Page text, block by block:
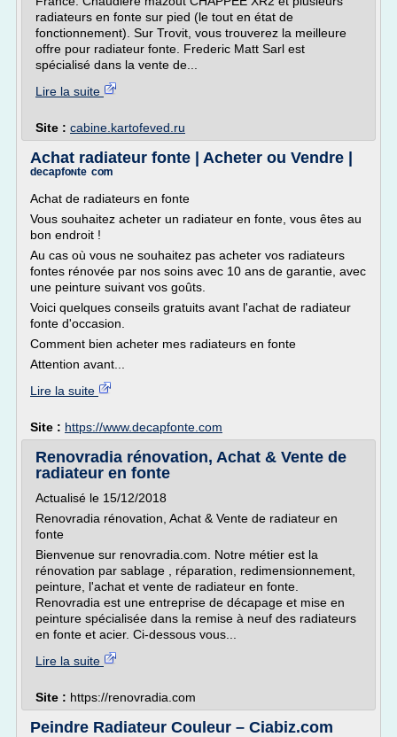
radiateurs en fonte sur pied (le tout en état de
fonctionnement). Sur Trovit, vous trouverez la meilleure
offre pour radiateur fonte. Frederic Matt Sarl est
spécialisé dans la vente de...
Lire la suite
Site : cabine.kartofeved.ru
Achat radiateur fonte | Acheter ou Vendre |
ᵈᵉᶜᵃᵖᶠᵒᶰᵗᵉ ᶜᵒᵐ
Achat de radiateurs en fonte
Vous souhaitez acheter un radiateur en fonte, vous êtes au
bon endroit !
Au cas où vous ne souhaitez pas acheter vos radiateurs
fontes rénovée par nos soins avec 10 ans de garantie, avec
une peinture suivant vos goûts.
Voici quelques conseils gratuits avant l'achat de radiateur
fonte d'occasion.
Comment bien acheter mes radiateurs en fonte
Attention avant...
Lire la suite
Site : https://www.decapfonte.com
Renovradia rénovation, Achat & Vente de
radiateur en fonte
Actualisé le 15/12/2018
Renovradia rénovation, Achat & Vente de radiateur en
fonte
Bienvenue sur renovradia.com. Notre métier est la
rénovation par sablage , réparation, redimensionnement,
peinture, l'achat et vente de radiateur en fonte.
Renovradia est une entreprise de décapage et mise en
peinture spécialisée dans la remise à neuf des radiateurs
en fonte et acier. Ci-dessous vous...
Lire la suite
Site : https://renovradia.com
Peindre Radiateur Couleur – Ciabiz.com